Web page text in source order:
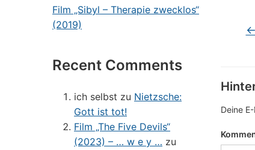
Film „Sibyl – Therapie zwecklos“
(2019)
Recent Comments
ich selbst zu Nietzsche:
Gott ist tot!
Film „The Five Devils“
(2023) – … w e y … zu
←
Deine